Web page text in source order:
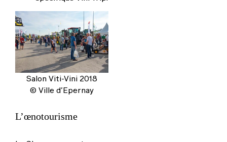
Salon Viti-Vini 2018
© Ville d’Epernay
L’œnotourisme